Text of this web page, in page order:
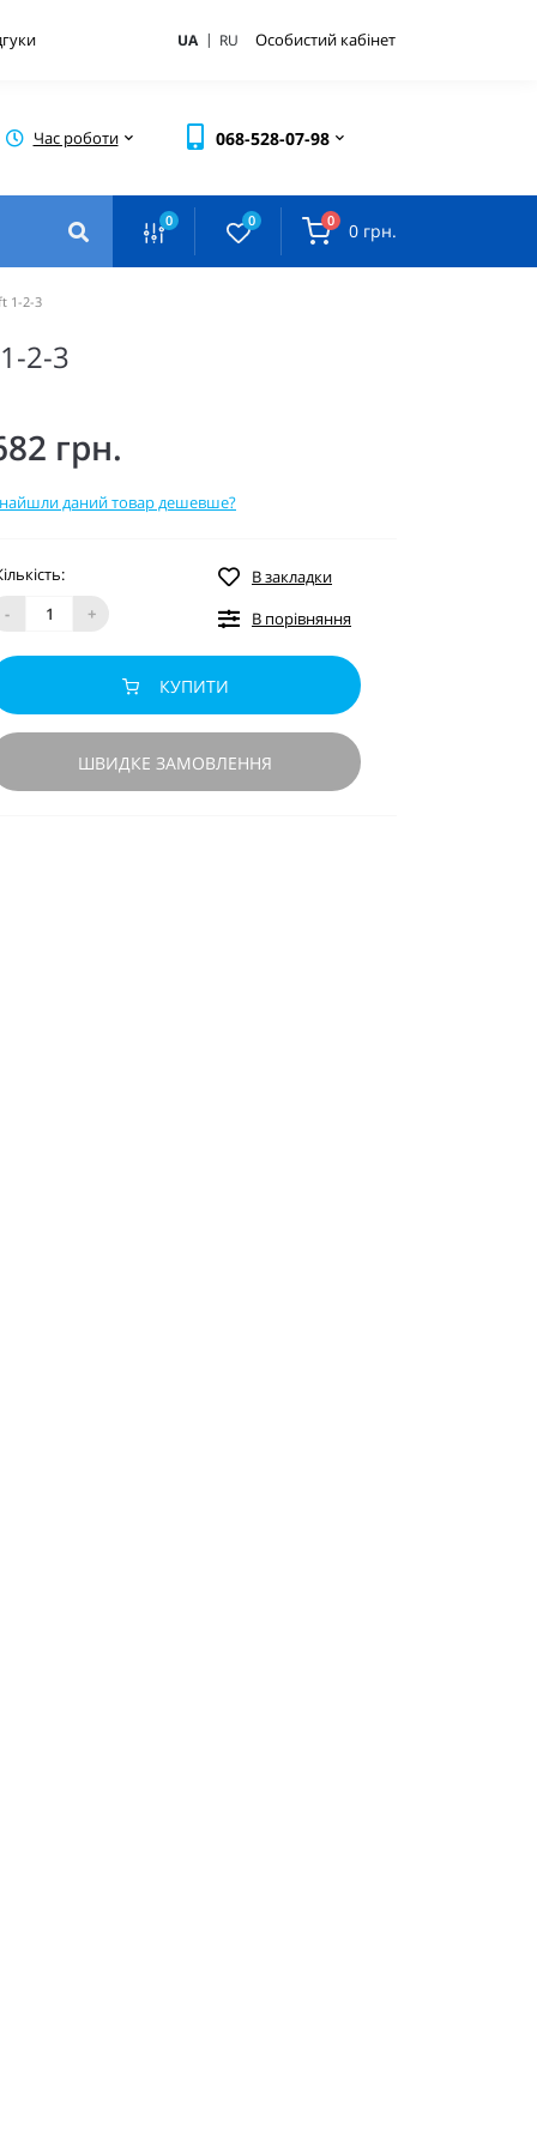
UA | RU Особистий кабінет
Час роботи 068-528-07-98
0 0 0 0 грн.
1-2-3
2-3
грн.
даний товар дешевше?
-
+
В закладки
В порівняння
КУПИТИ
ШВИДКЕ ЗАМОВЛЕННЯ